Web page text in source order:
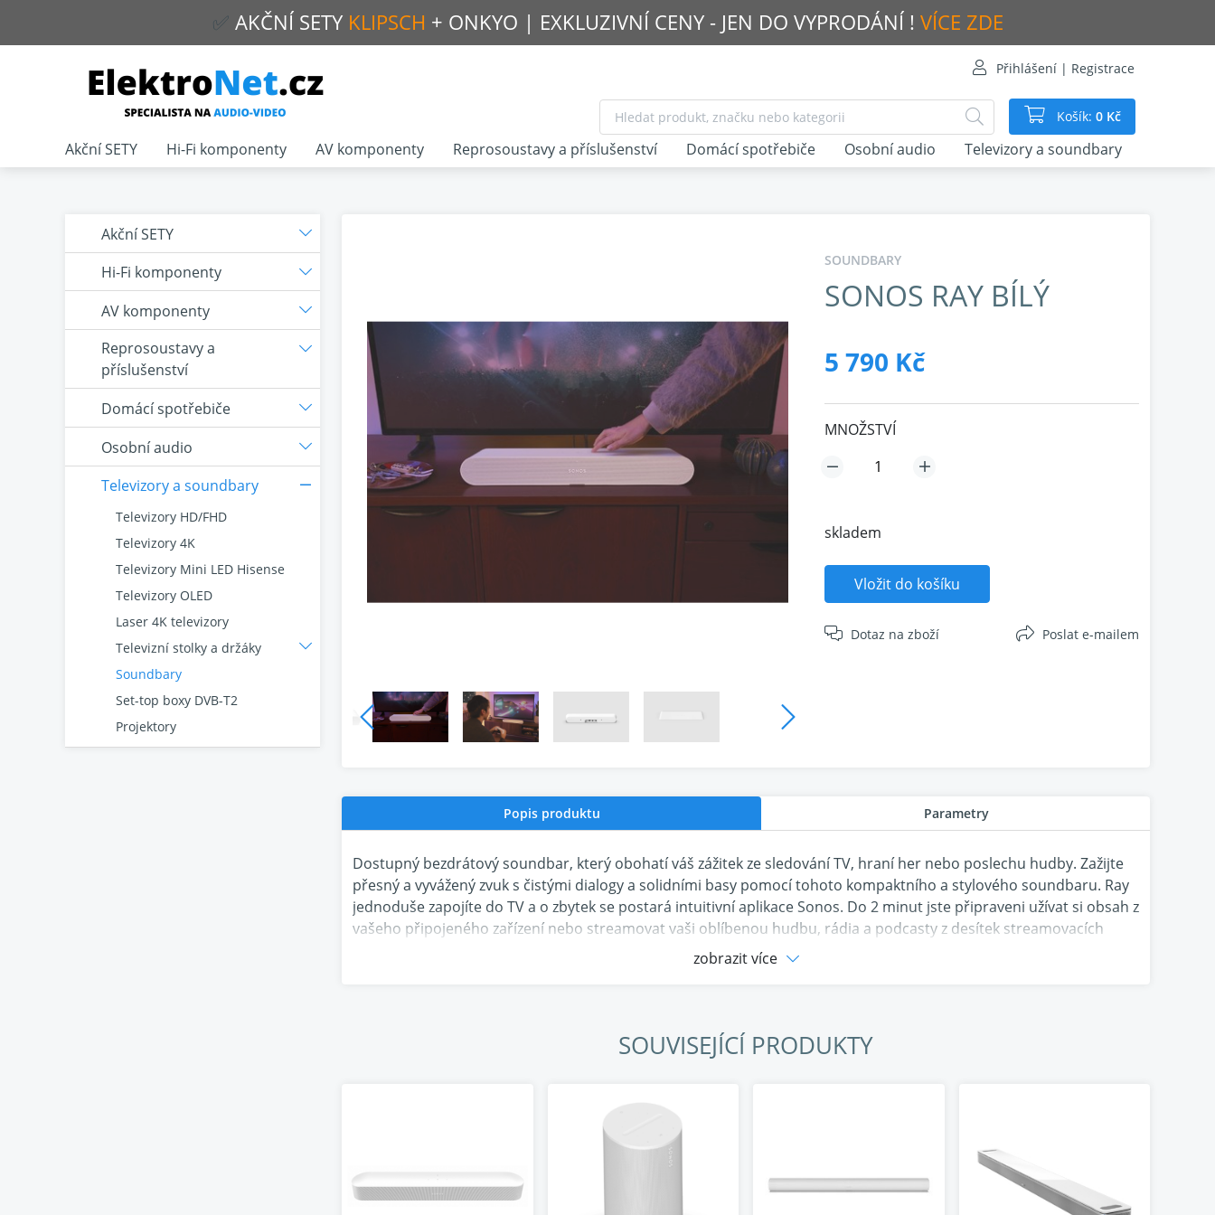
✅ AKČNÍ SETY KLIPSCH + ONKYO | EXKLUZIVNÍ CENY - JEN DO VYPRODÁNÍ ! VÍCE ZDE
Přihlášení | Registrace
Košík: 0 Kč
SOUNDBARY
SONOS RAY BÍLÝ
5 790 Kč
MNOŽSTVÍ
skladem
Vložit do košíku
Dotaz na zboží Poslat e-mailem
Popis produktu Parametry
Dostupný bezdrátový soundbar, který obohatí váš zážitek ze sledování TV, hraní her nebo poslechu hudby. Zažijte
přesný a vyvážený zvuk s čistými dialogy a solidními basy pomocí tohoto kompaktního a stylového soundbaru. Ray
jednoduše zapojíte do TV a o zbytek se postará intuitivní aplikace Sonos. Do 2 minut jste připraveni užívat si obsah z
vašeho připojeného zařízení nebo streamovat vaši oblíbenou hudbu, rádia a podcasty z desítek streamovacích
služeb a internetových rádií. A to vše bezdrátově, pomocí aplikace Sonos nebo Apple AirPlay 2.
snadné nastavení pomocí intuitivní Sonos aplikace
podpora desítek streamovacích služeb a internetových rádií
možnost vytvoření sestavy domácího kina
Vyváženost nade vše
zobrazit více
SOUVISEJÍCÍ PRODUKTY
Akční SETY
Hi-Fi komponenty
AV komponenty
Reprosoustavy a
příslušenství
Domácí spotřebiče
Osobní audio
Televizory a soundbary
Televizory HD/FHD
Televizory 4K
Televizory Mini LED Hisense
Televizory OLED
Laser 4K televizory
Televizní stolky a držáky
Soundbary
Set-top boxy DVB-T2
Projektory
Akční SETY Hi-Fi komponenty AV komponenty Reprosoustavy a příslušenství Domácí spotřebiče Osobní audio Televizory a soundbary